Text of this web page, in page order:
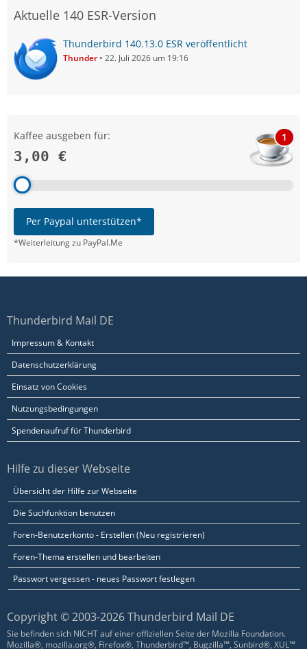
Aktuelle 140 ESR-Version
Thunderbird 140.13.0 ESR veröffentlicht
Thunder 22. Juli 2026 um 19:16
Kaffee ausgeben für:
3,00 €
1
Per Paypal unterstützen*
*Weiterleitung zu PayPal.Me
Thunderbird Mail DE
Impressum & Kontakt
Datenschutzerklärung
Einsatz von Cookies
Nutzungsbedingungen
Spendenaufruf für Thunderbird
Hilfe zu dieser Webseite
Übersicht der Hilfe zur Webseite
Die Suchfunktion benutzen
Foren-Benutzerkonto - Erstellen (Neu registrieren)
Foren-Thema erstellen und bearbeiten
Passwort vergessen - neues Passwort festlegen
Copyright © 2003-2026 Thunderbird Mail DE
Sie befinden sich NICHT auf einer offiziellen Seite der Mozilla Foundation.
Mozilla®, mozilla.org®, Firefox®, Thunderbird™, Bugzilla™, Sunbird®, XUL™